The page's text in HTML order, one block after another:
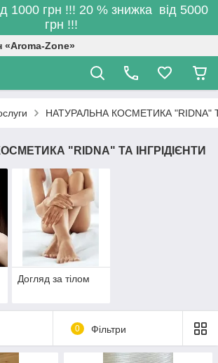
1000 грн !!! 20 % знижка від 5000
грн !!!
«Aroma-Zone»
НАТУРАЛЬНА КОСМЕТИКА "RIDNA"
"RIDNA" ТА ІНГРІДІЄНТИ
Догляд за тілом
0 Фільтри